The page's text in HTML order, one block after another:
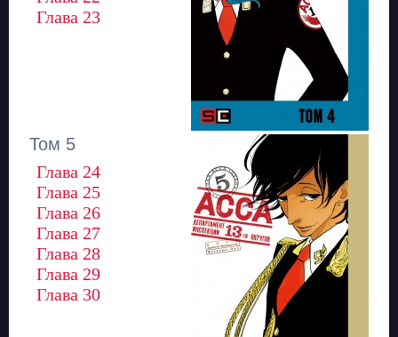
Глава 23
Том 5
Глава 24
Глава 25
Глава 26
Глава 27
Глава 28
Глава 29
Глава 30